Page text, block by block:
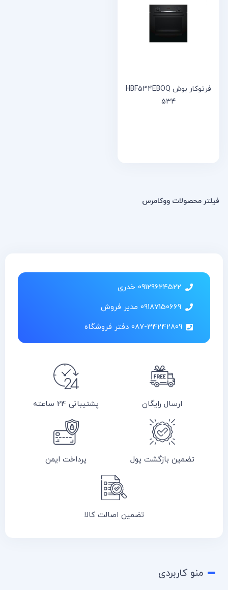
فرتوکار بوش HBF534EBOQ
534
فیلتر محصولات ووکامرس
09129624522 خدری
09187150669 مدیر فروش
087-34242809 دفتر فروشگاه
ارسال رایگان پشتیبانی 24 ساعته
تضمین بازگشت پول پرداخت ایمن
تضمین اصالت کالا
منو کاربردی